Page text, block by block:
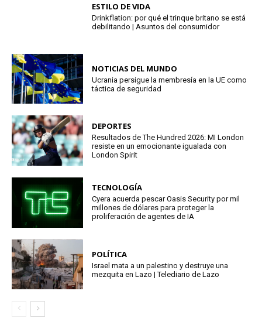
ESTILO DE VIDA
Drinkflation: por qué el trinque britano se está
debilitando | Asuntos del consumidor
NOTICIAS DEL MUNDO
Ucrania persigue la membresía en la UE como
táctica de seguridad
DEPORTES
Resultados de The Hundred 2026: MI London
resiste en un emocionante igualada con
London Spirit
TECNOLOGÍA
Cyera acuerda pescar Oasis Security por mil
millones de dólares para proteger la
proliferación de agentes de IA
POLÍTICA
Israel mata a un palestino y destruye una
mezquita en Lazo | Telediario de Lazo